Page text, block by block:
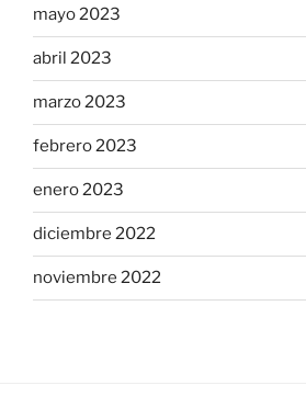
mayo 2023
abril 2023
marzo 2023
febrero 2023
enero 2023
diciembre 2022
noviembre 2022